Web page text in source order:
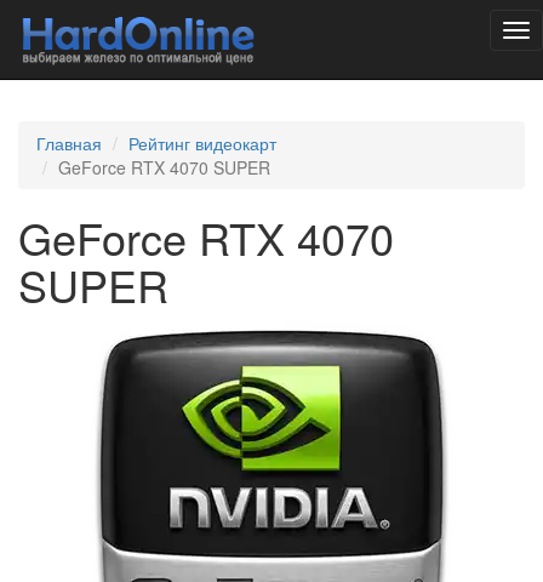
Главная
Рейтинг видеокарт
GeForce RTX 4070 SUPER
GeForce RTX 4070
SUPER